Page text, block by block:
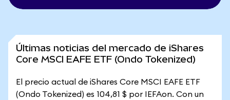
Últimas noticias del mercado de iShares
Core MSCI EAFE ETF (Ondo Tokenized)
El precio actual de iShares Core MSCI EAFE ETF
(Ondo Tokenized) es 104,81 $ por IEFAon. Con un